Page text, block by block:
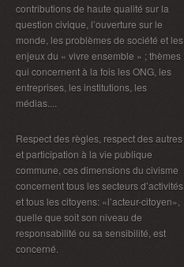
contributions de haute qualité sur la
question civique, l’ouverture sur le
monde, les problèmes de société et les
enjeux du « vivre ensemble » ; thèmes
qui concernent à la fois les ONG, les
entreprises, les institutions, les
médias....
Respect des règles, respect des autres
et participation à la vie publique
commune, ces dimensions du civisme
concernent tous les secteurs d’activités
et tous les citoyens: «l’acteur-citoyen»,
quelle que soit son niveau de
responsabilité ou sa sensibilité, est
concerné.